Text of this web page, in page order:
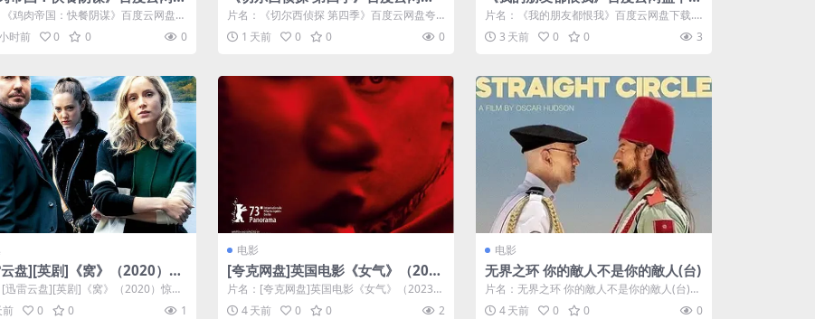
载.阿里云盘.中字.(2026)
鸡肉帝国：快餐阴谋》百度云网盘夸
阿里云盘.中字.(2026) 分...
时前 0 0 0
夸克下载.阿里云盘.中字.(2026)
片名：《切尔西侦探 第四季》百度云网盘夸
克下载.阿里云盘.中字.(2026) 分...
1 天前 0 0 0
载.1080P下载.英语中字.(2021)
片名：《我的朋友都恨我》百度云网盘下载.1
080P下载.英语中字.(2021) ...
3 天前 0 0 3
盘][英剧]《窝》（2020）惊
7.0
[迅雷云盘][英剧]《窝》（2020）惊悚
分类：剧集 又名：...
前 0 0 1
电影
[夸克网盘]英国电影《女气》（202
3）惊悚 / 同性 豆瓣7.6
片名：[夸克网盘]英国电影《女气》（2023）
惊悚 / 同性 豆瓣7.6 分类：...
4 天前 0 0 2
电影
无界之环 你的敵人不是你的敵人(台)
片名：无界之环 你的敵人不是你的敵人(台)
分类：电影 详情介绍 《无界之环》免...
4 天前 0 0 0